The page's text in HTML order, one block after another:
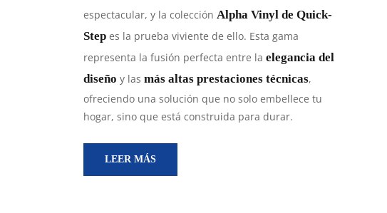
espectacular, y la colección Alpha Vinyl de Quick-
Step es la prueba viviente de ello. Esta gama
representa la fusión perfecta entre la elegancia del
diseño y las más altas prestaciones técnicas,
ofreciendo una solución que no solo embellece tu
hogar, sino que está construida para durar.
LEER MÁS